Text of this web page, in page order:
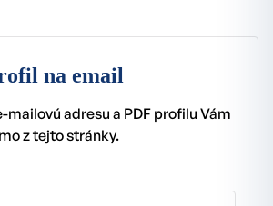
na email
mailovú adresu a PDF profilu Vám
z tejto stránky.